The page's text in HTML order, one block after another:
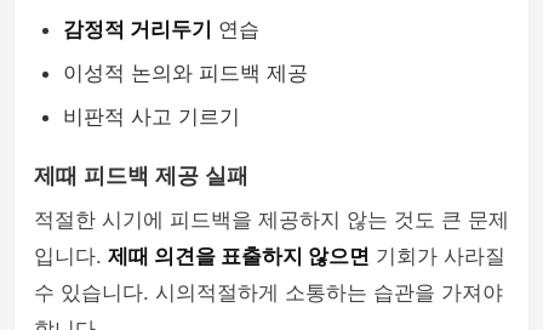
감정적 거리두기
연습
이성적 논의와 피드백 제공
비판적 사고 기르기
제때 피드백 제공 실패
적절한 시기에 피드백을 제공하지 않는 것도 큰 문제
입니다. 제때 의견을 표출하지 않으면 기회가 사라질
수 있습니다. 시의적절하게 소통하는 습관을 가져야